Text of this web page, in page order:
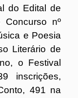
do Edital de
Concurso nº
e Poesia
Literário de
o Festival
inscrições,
491 na